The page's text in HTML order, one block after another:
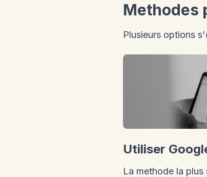
Methodes
Plusieurs options
Utiliser
La methode la